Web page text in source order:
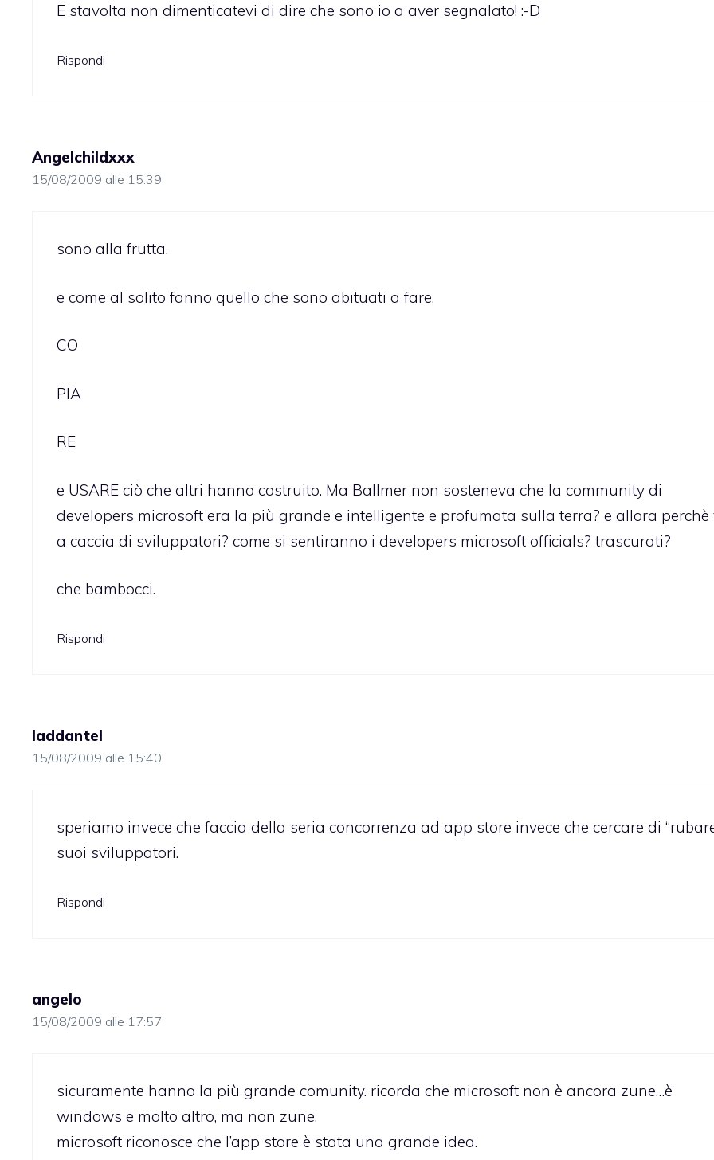
E stavolta non dimenticatevi di dire che sono io a aver segnalato! :-D
Rispondi
Angelchildxxx
15/08/2009 alle 15:39
sono alla frutta.
e come al solito fanno quello che sono abituati a fare.
CO
PIA
RE
e USARE ciò che altri hanno costruito. Ma Ballmer non sosteneva che la community di
developers microsoft era la più grande e intelligente e profumata sulla terra? e allora perchè
a caccia di sviluppatori? come si sentiranno i developers microsoft officials? trascurati?
che bambocci.
Rispondi
laddantel
15/08/2009 alle 15:40
speriamo invece che faccia della seria concorrenza ad app store invece che cercare di
suoi sviluppatori.
Rispondi
angelo
15/08/2009 alle 17:57
sicuramente hanno la più grande comunity. ricorda che microsoft non è ancora zune…è
windows e molto altro, ma non zune.
microsoft riconosce che l’app store è stata una grande idea.